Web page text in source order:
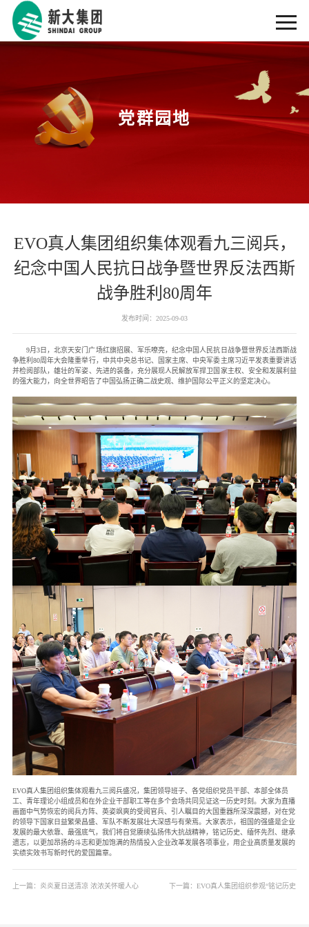
党群园地
EVO真人集团组织集体观看九三阅兵，
纪念中国人民抗日战争暨世界反法西斯
战争胜利80周年
发布时间：2025-09-03
9月3日，北京天安门广场红旗招展、军乐嘹亮，纪念中国人民抗日战争暨世界反法西斯战
争胜利80周年大会隆重举行，中共中央总书记、国家主席、中央军委主席习近平发表重要讲话
并检阅部队，雄壮的军姿、先进的装备，充分展现人民解放军捍卫国家主权、安全和发展利益
的强大能力，向全世界昭告了中国弘扬正确二战史观、维护国际公平正义的坚定决心。
EVO真人集团组织集体观看九三阅兵盛况，集团领导班子、各党组织党员干部、本部全体员
工、青年理论小组成员和在外企业干部职工等在多个会场共同见证这一历史时刻。大家为直播
画面中气势恢宏的阅兵方阵、英姿飒爽的受阅官兵、引人瞩目的大国重器所深深震撼，对在党
的领导下国家日益繁荣昌盛、军队不断发展壮大深感与有荣焉。大家表示，祖国的强盛是企业
发展的最大依靠、最强底气，我们将自觉赓续弘扬伟大抗战精神，铭记历史、缅怀先烈、继承
遗志，以更加昂扬的斗志和更加饱满的热情投入企业改革发展各项事业，用企业高质量发展的
实绩实效书写新时代的爱国篇章。
上一篇： 炎炎夏日送清凉 浓浓关怀暖人心
下一篇： EVO真人集团组织参观“铭记历史